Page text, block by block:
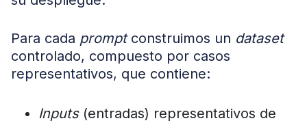
Para cada promptconstruimos un dataset
controlado, compuesto por casos
representativos, que contiene:
Inputs(entradas) representativos de